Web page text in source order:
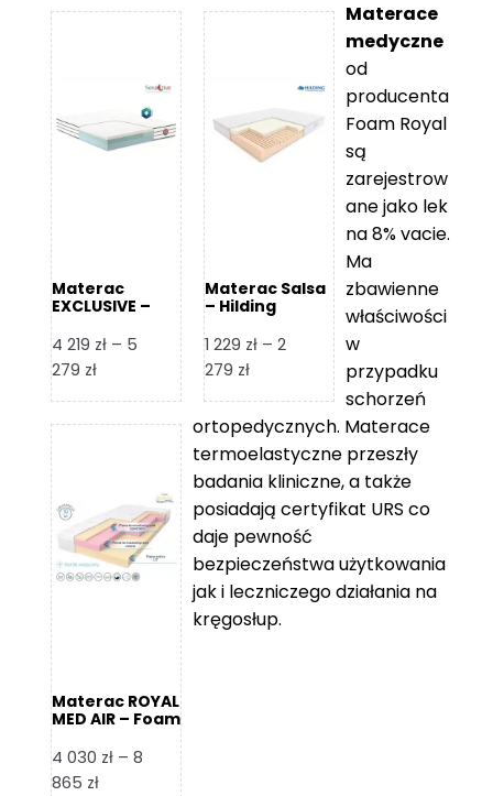
Materac
EXCLUSIVE –
4 219 zł – 5
279 złZakres
od
5
279 zł
Materac Salsa
– Hilding
1 229 zł – 2
279 złZakres
od
1
229 zł
2
279 zł
Materac ROYAL
MED AIR – Foam
4 030 zł – 8
865 złZakres
Materace
medyczne
od
producenta
Foam Royal
są
zarejestrow
ane jako lek
na 8% vacie.
Ma
zbawienne
właściwości
w
przypadku
schorzeń
ortopedycznych. Materace
termoelastyczne przeszły
badania kliniczne, a także
posiadają certyfikat URS co
daje pewność
bezpieczeństwa użytkowania
jak i leczniczego działania na
kręgosłup.